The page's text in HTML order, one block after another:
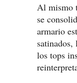
Al mismo
se
armario
satinados,
los tops